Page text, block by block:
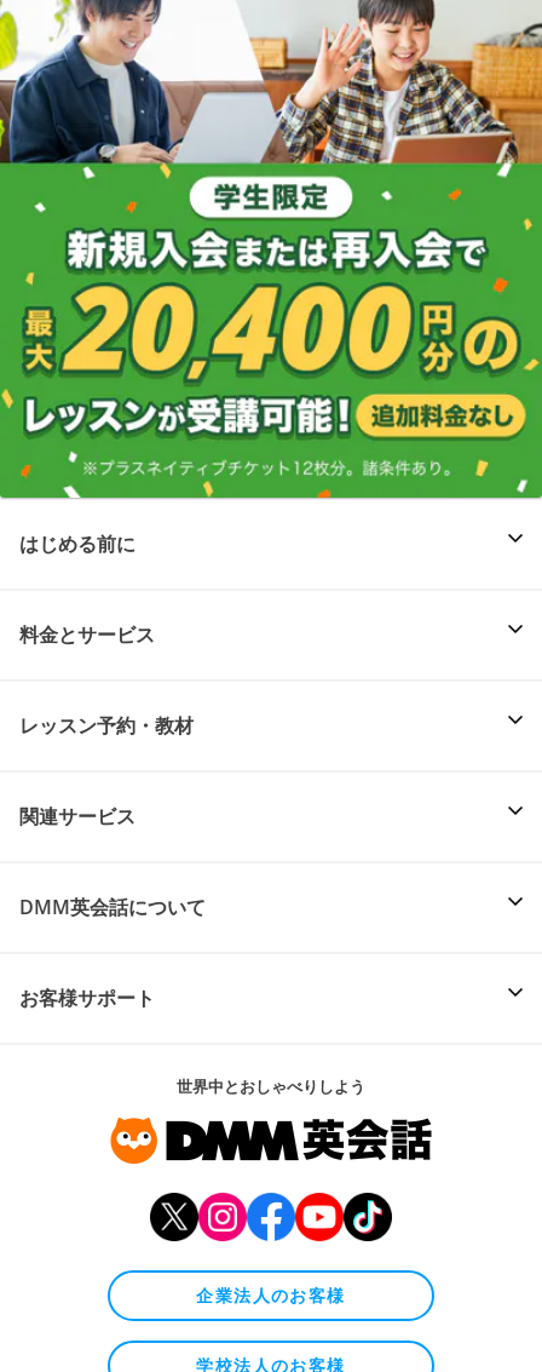
はじめる前に
料金とサービス
レッスン予約・教材
関連サービス
DMM英会話について
お客様サポート
世界中とおしゃべりしよう
企業法人のお客様
学校法人のお客様